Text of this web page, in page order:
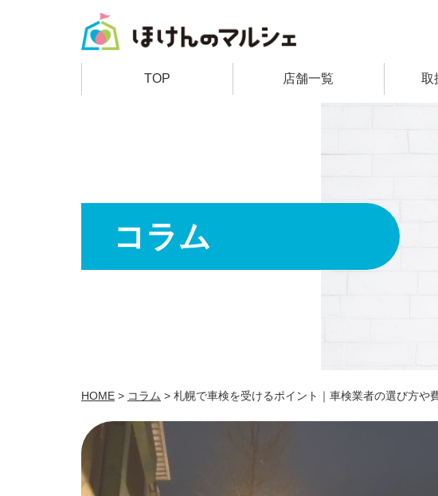
TOP 店舗一覧 取
コラム
HOME > コラム > 札幌で車検を受けるポイント｜車検業者の選び方や